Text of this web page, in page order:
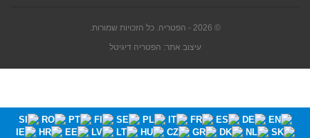
© 2026 - הפטריה. כל הזכויות שמורות.
עיצוב אתר: הפטריה דיגיטל